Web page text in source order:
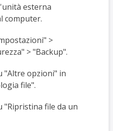
esterna
computer.
>
> "Backup".
"Altre opzioni" in
file".
"Ripristina file da un